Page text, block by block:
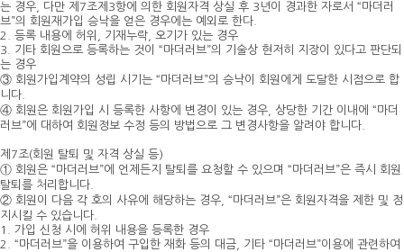
는 경우, 다만 제7조제3항에 의한 회원자격 상실 후 3년이 경과한 자로서 “마더러
브”의 회원재가입 승낙을 얻은 경우에는 예외로 한다.
2. 등록 내용에 허위, 기재누락, 오기가 있는 경우
3. 기타 회원으로 등록하는 것이 “마더러브”의 기술상 현저히 지장이 있다고 판단되
는 경우
③ 회원가입계약의 성립 시기는 “마더러브”의 승낙이 회원에게 도달한 시점으로 합
니다.
④ 회원은 회원가입 시 등록한 사항에 변경이 있는 경우, 상당한 기간 이내에 “마더
러브”에 대하여 회원정보 수정 등의 방법으로 그 변경사항을 알려야 합니다.
제7조(회원 탈퇴 및 자격 상실 등)
① 회원은 “마더러브”에 언제든지 탈퇴를 요청할 수 있으며 “마더러브”은 즉시 회원
탈퇴를 처리합니다.
② 회원이 다음 각 호의 사유에 해당하는 경우, “마더러브”은 회원자격을 제한 및 정
지시킬 수 있습니다.
1. 가입 신청 시에 허위 내용을 등록한 경우
2. “마더러브”을 이용하여 구입한 재화 등의 대금, 기타 “마더러브”이용에 관련하여